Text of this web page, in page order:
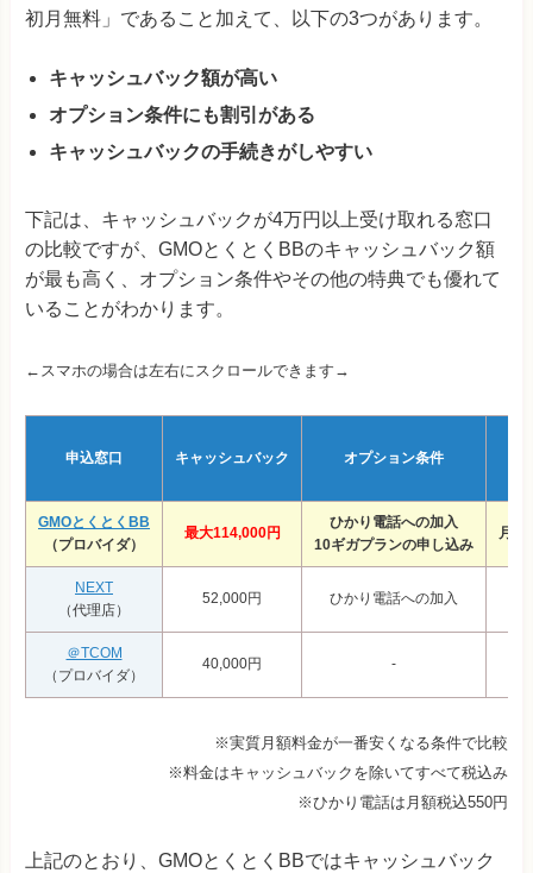
初月無料」であること加えて、以下の3つがあります。
キャッシュバック額が高い
オプション条件にも割引がある
キャッシュバックの手続きがしやすい
下記は、キャッシュバックが4万円以上受け取れる窓口
の比較ですが、GMOとくとくBBのキャッシュバック額
が最も高く、オプション条件やその他の特典でも優れて
いることがわかります。
←スマホの場合は左右にスクロールできます→
申込窓口 キャッシュバック オプション条件
GMOとくとくBB
（プロバイダ）
最大114,000円
ひかり電話への加入
10ギガプランの申し込み
月額
NEXT
（代理店）
52,000円 ひかり電話への加入
＠TCOM
（プロバイダ）
40,000円 -
※実質月額料金が一番安くなる条件で比較
※料金はキャッシュバックを除いてすべて税込み
※ひかり電話は月額税込550円
上記のとおり、GMOとくとくBBではキャッシュバック